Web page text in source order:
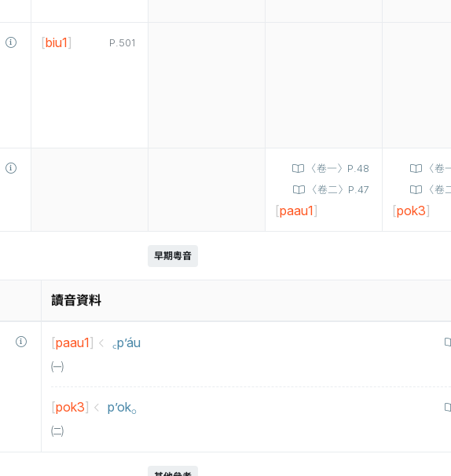
P.501
[biu1]
〈卷一〉P.48
〈卷二〉P.47
[paau1]
〈卷
〈卷
[pok3]
早期粵音
讀音資料
[paau1] ꜀p’áu
㈠
[pok3] p’ok⸰
㈡